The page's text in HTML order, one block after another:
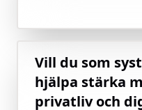
Vill du som
hjälpa stärka
privatliv och